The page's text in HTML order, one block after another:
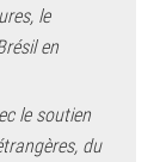
le
en
le soutien
du